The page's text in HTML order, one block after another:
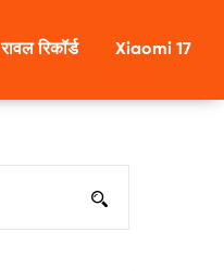
रावल रिकॉर्ड Xiaomi 17